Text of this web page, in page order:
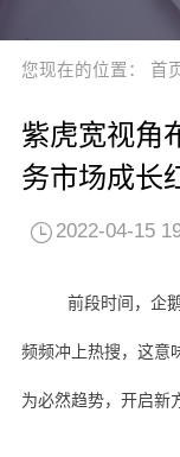
您现在的位置： 首
紫虎宽视角
务市场成长
2022-04-15
前段时间，企
频频冲上热搜，这意
为必然趋势，开启新